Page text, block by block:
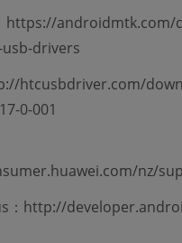
https://androidmtk.com/
drivers
htcusbdriver.com/
0-001
nz/
：http://